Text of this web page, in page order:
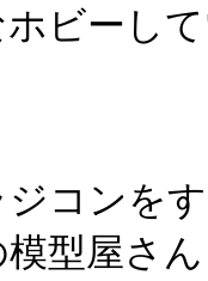
ビーし
コンを
型屋さ